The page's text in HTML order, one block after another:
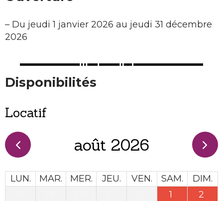
– Du jeudi 1 janvier 2026 au jeudi 31 décembre
2026
Disponibilités
Locatif
août 2026
LUN. MAR. MER. JEU. VEN. SAM.
DIM.
1 2